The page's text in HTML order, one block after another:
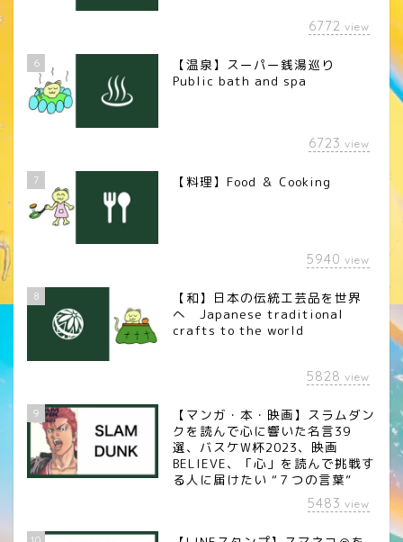
6772 view
6
【温泉】スーパー銭湯巡り
Public bath and spa
6723 view
7 【料理】Food ＆ Cooking
5940 view
8
【和】日本の伝統工芸品を世界
へ Japanese traditional
crafts to the world
5828 view
9
【マンガ・本・映画】スラムダン
クを読んで心に響いた名言39
選、バスケW杯2023、映画
BELIEVE、「心」を読んで挑戦す
る人に届けたい “７つの言葉”
5483 view